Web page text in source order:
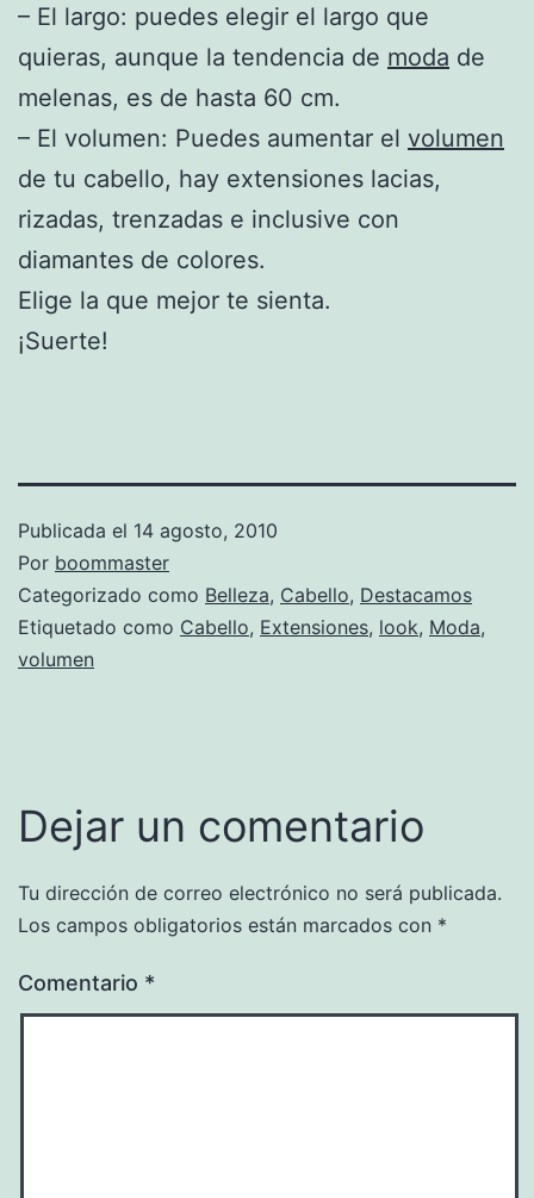
– El largo: puedes elegir el largo que
quieras, aunque la tendencia de moda de
melenas, es de hasta 60 cm.
– El volumen: Puedes aumentar el volumen
de tu cabello, hay extensiones lacias,
rizadas, trenzadas e inclusive con
diamantes de colores.
Elige la que mejor te sienta.
¡Suerte!
Publicada el 14 agosto, 2010
Por boommaster
Categorizado como Belleza, Cabello, Destacamos
Etiquetado como Cabello, Extensiones, look, Moda,
volumen
Dejar un comentario
Tu dirección de correo electrónico no será publicada.
Los campos obligatorios están marcados con *
Comentario *